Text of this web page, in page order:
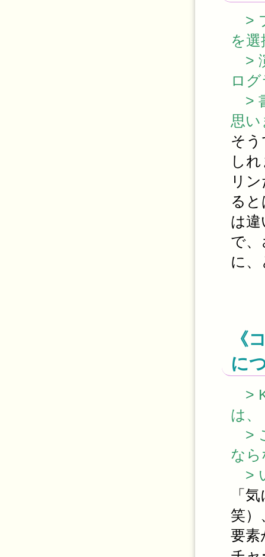
>
を
>
ロ
>
思い
そ
し
リ
る
は
で
に
《
に
>
は、
>
なら
>
「
笑）
要素